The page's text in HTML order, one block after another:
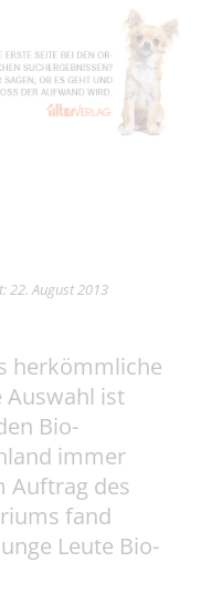
22. August 2013
herkömmliche
ist
Bio-
immer
Auftrag des
fand
Leute Bio-